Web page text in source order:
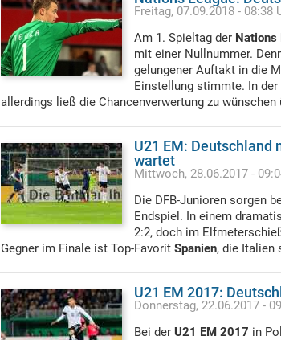
Freitag, 07.09.2018 - 08:38
Am 1. Spieltag der Nations
mit einer Nullnummer.
gelungener Auftakt in die
Einstellung stimmte. In
allerdings ließ die Chancenverwertung zu wünschen
U21 EM: Deutschland
wartet
Mittwoch, 28.06.2017 -
Die DFB-Junioren sorgen
Endspiel. In einem
2:2, doch im
Gegner im Finale ist Top-Favorit Spanien, die Italien
U21 EM 2017:
Donnerstag, 22.06.2017 -
Bei der U21 EM 2017 in